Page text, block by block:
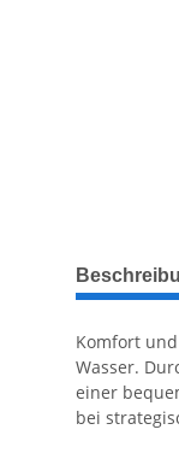
weitere
Komfort
Wasser.
einer
bei